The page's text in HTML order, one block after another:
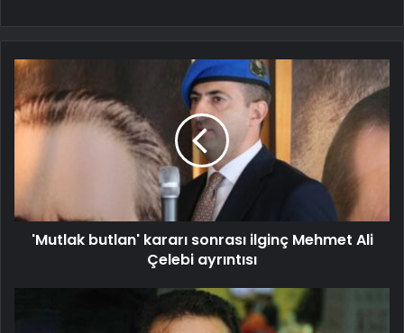
'Mutlak butlan' kararı sonrası ilginç Mehmet Ali
Çelebi ayrıntısı